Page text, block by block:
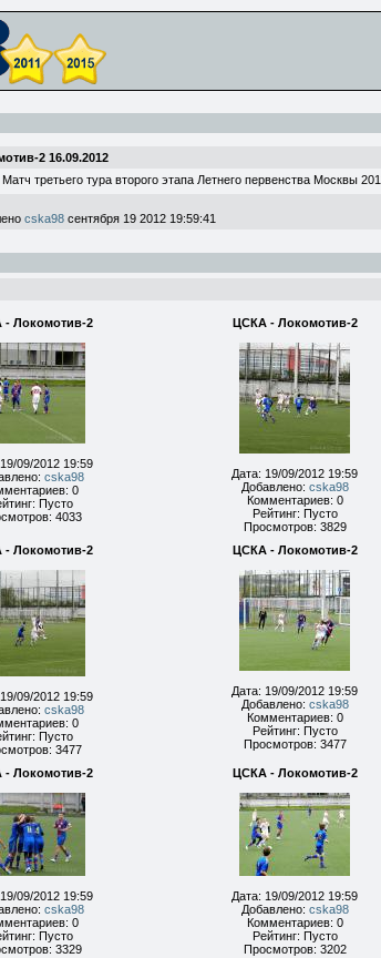
2 16.09.2012
третьего тура второго этапа Летнего первенства Москвы
cska98 сентября 19 2012 19:59:41
- Локомотив-2
09/2012 19:59
cska98
0
Пусто
4033
ЦСКА - Локомотив-2
Дата: 19/09/2012 19:59
Добавлено: cska98
Комментариев: 0
Рейтинг: Пусто
Просмотров: 3829
- Локомотив-2
09/2012 19:59
cska98
0
Пусто
3477
ЦСКА - Локомотив-2
Дата: 19/09/2012 19:59
Добавлено: cska98
Комментариев: 0
Рейтинг: Пусто
Просмотров: 3477
- Локомотив-2
09/2012 19:59
cska98
0
Пусто
3329
ЦСКА - Локомотив-2
Дата: 19/09/2012 19:59
Добавлено: cska98
Комментариев: 0
Рейтинг: Пусто
Просмотров: 3202